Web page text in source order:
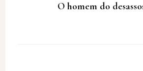
O homem do